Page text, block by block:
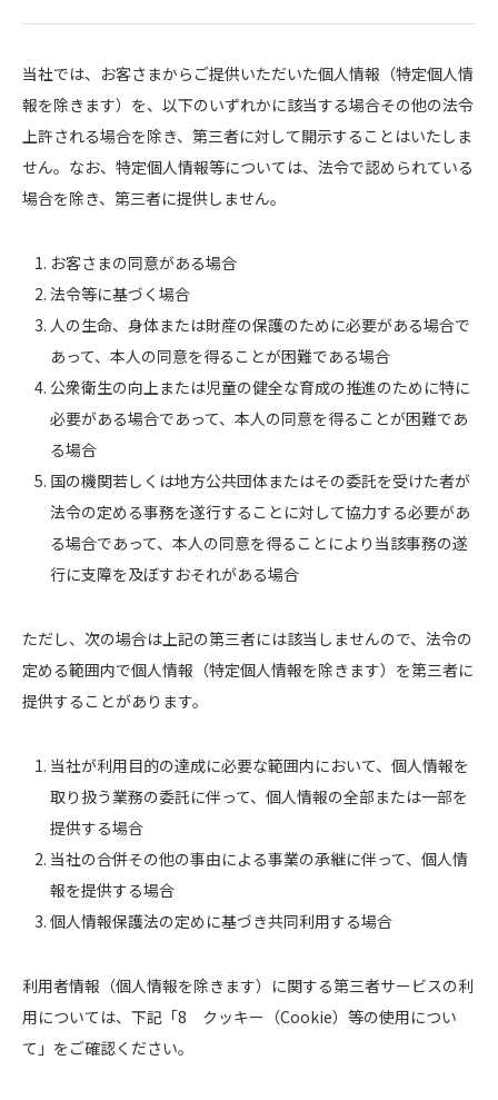
当社では、お客さまからご提供いただいた個人情報（特定個人情
報を除きます）を、以下のいずれかに該当する場合その他の法令
上許される場合を除き、第三者に対して開示することはいたしま
せん。なお、特定個人情報等については、法令で認められている
場合を除き、第三者に提供しません。
お客さまの同意がある場合
法令等に基づく場合
人の生命、身体または財産の保護のために必要がある場合で
あって、本人の同意を得ることが困難である場合
公衆衛生の向上または児童の健全な育成の推進のために特に
必要がある場合であって、本人の同意を得ることが困難であ
る場合
国の機関若しくは地方公共団体またはその委託を受けた者が
法令の定める事務を遂行することに対して協力する必要があ
る場合であって、本人の同意を得ることにより当該事務の遂
行に支障を及ぼすおそれがある場合
ただし、次の場合は上記の第三者には該当しませんので、法令の
定める範囲内で個人情報（特定個人情報を除きます）を第三者に
提供することがあります。
当社が利用目的の達成に必要な範囲内において、個人情報を
取り扱う業務の委託に伴って、個人情報の全部または一部を
提供する場合
当社の合併その他の事由による事業の承継に伴って、個人情
報を提供する場合
個人情報保護法の定めに基づき共同利用する場合
利用者情報（個人情報を除きます）に関する第三者サービスの利
用については、下記「8 クッキー（Cookie）等の使用につい
て」をご確認ください。